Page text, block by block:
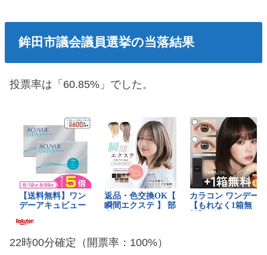
鉾田市議会議員選挙の当落結果
投票率は「60.85%」でした。
22時00分確定（開票率：100%）